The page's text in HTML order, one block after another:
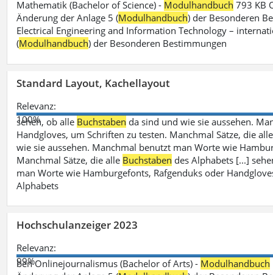
Mathematik (Bachelor of Science) - Modulhandbuch 793 KB
Änderung der Anlage 5 (Modulhandbuch) der Besonderen
Electrical Engineering and Information Technology –
(Modulhandbuch) der Besonderen Bestimmungen
Standard Layout, Kachellayout
Relevanz:
100%
sehen, ob alle Buchstaben da sind und wie sie aussehen.
Handgloves, um Schriften zu testen. Manchmal Sätze, die
wie sie aussehen. Manchmal benutzt man Worte wie
Manchmal Sätze, die alle Buchstaben des Alphabets [...]
man Worte wie Hamburgefonts, Rafgenduks oder
Alphabets
Hochschulanzeiger 2023
Relevanz:
99%
ben Onlinejournalismus (Bachelor of Arts) - Modulhandbuch